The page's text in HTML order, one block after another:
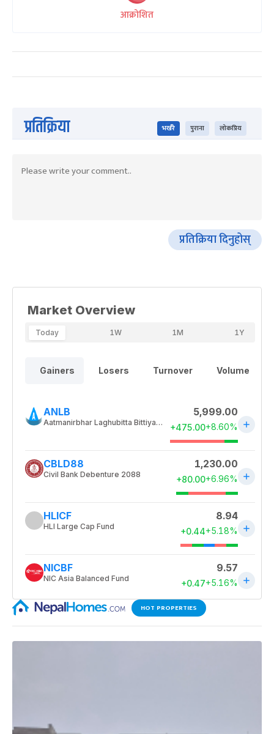
आक्रोशित
प्रतिक्रिया भर्खरै पुराना लोकप्रिय
प्रतिक्रिया दिनुहोस्
HOT PROPERTIES